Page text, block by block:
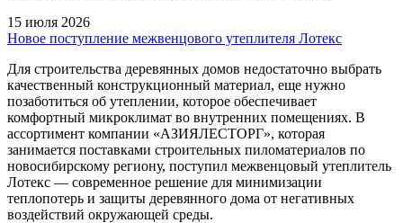
15 июля 2026
Новое поступление межвенцового утеплителя Лотекс
Для строительства деревянных домов недостаточно выбрать
качественный конструкционный материал, еще нужно
позаботиться об утеплении, которое обеспечивает
комфортный микроклимат во внутренних помещениях. В
ассортимент компании «АЗИЯЛЕСТОРГ», которая
занимается поставками строительных пиломатериалов по
новосибирскому региону, поступил межвенцовый утеплитель
Лотекс — современное решение для минимизации
теплопотерь и защиты деревянного дома от негативных
воздействий окружающей среды.